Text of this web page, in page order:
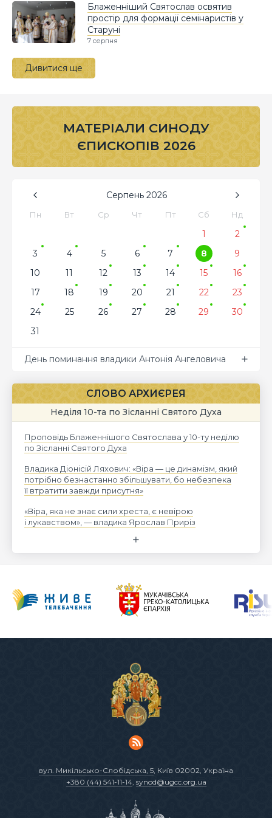
Блаженніший Святослав освятив
простір для формації семінаристів у
Старуні
7 серпня
Дивитися ще
МАТЕРІАЛИ СИНОДУ
ЄПИСКОПІВ 2026
Серпень 2026
Пн Вт Ср Чт Пт Сб Нд
1
2
3
4 5 6 7 8
9
10
11 12 13 14 15
16
17
18 19 20 21 22
23
24
25 26 27 28 29
30
31
День поминання владики Антонія Ангеловича
СЛОВО АРХИЄРЕЯ
Неділя 10-та по Зісланні Святого Духа
Проповідь Блаженнішого Святослава у 10-ту неділю
по Зісланні Святого Духа
Владика Діонісій Ляхович: «Віра — це динамізм, який
потрібно безнастанно збільшувати, бо небезпека
її втратити завжди присутня»
«Віра, яка не знає сили хреста, є невірою
і лукавством», — владика Ярослав Приріз
вул. Микільсько-Слобідська, 5, Київ 02002, Україна
+380 (44) 541-11-14, synod@ugcc.org.ua